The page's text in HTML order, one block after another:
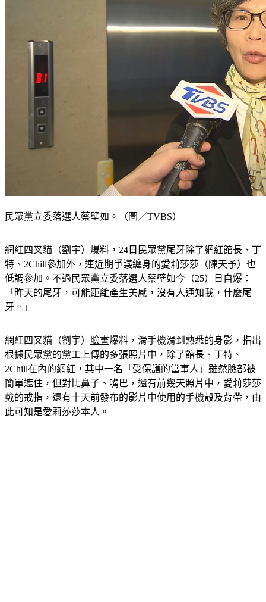
特、2Chill參加外，連近期爭議纏身的愛莉莎莎（陳天予）也
低調參加。不過民眾黨立委落選人蔡壁如今（25）日自爆：
「昨天的尾牙，可能距離產生美感，沒有人通知我，什麼尾
牙。」
根據民眾黨的黨工上傳的多張照片中，除了館長、丁特、
2Chill在內的網紅，其中一名「受保護的當事人」雖然臉部被
簡單遮住，但對比鼻子、嘴巴，還有前幾天照片中，愛莉莎莎
戴的戒指，還有十天前發布的影片中使用的手機殼及背帶，由
此可知是愛莉莎莎本人。